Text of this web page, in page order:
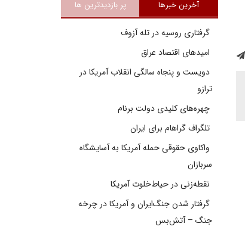
آخرین خبرها پر بازدیدترین ها
گرفتاری روسیه در تله آزوف
امیدهای اقتصاد عراق
دویست و پنجاه سالگی انقلاب آمریکا در
ترازو
چهره‌های کلیدی دولت برنام
تلگراف گراهام برای ایران
واکاوی حقوقی حمله آمریکا به آسایشگاه
سربازان
نقطه‌زنی در حیاط‌خلوت آمریکا
گرفتار شدن جنگ‌ایران و آمریکا در چرخه
جنگ – آتش‌بس